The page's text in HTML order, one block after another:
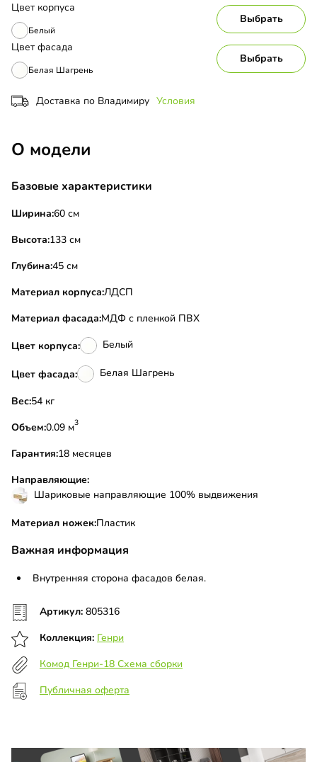
Цвет корпуса
Белый
Выбрать
Цвет фасада
Белая Шагрень
Выбрать
Доставка по Владимиру Условия
О модели
Базовые характеристики
Ширина:60 см
Высота:133 см
Глубина:45 см
Материал корпуса:ЛДСП
Материал фасада:МДФ с пленкой ПВХ
Цвет корпуса: Белый
Цвет фасада: Белая Шагрень
Вес:
54 кг
Объем:
0.09 м3
Гарантия:18 месяцев
Направляющие:
Шариковые направляющие 100% выдвижения
Материал ножек:Пластик
Важная информация
Внутренняя сторона фасадов белая.
Артикул: 805316
Коллекция: Генри
Комод Генри-18 Схема сборки
Публичная оферта